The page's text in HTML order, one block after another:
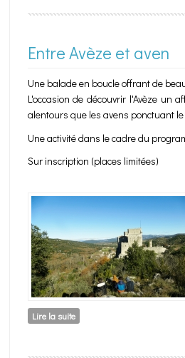
Entre Avèze et aven
Une balade en boucle offrant de
L'occasion de découvrir l'Avèze un
alentours que les avens ponctuant le
Une activité dans le cadre du
Sur inscription (places limitées)
Lire la suitede Entre Avèze et aven